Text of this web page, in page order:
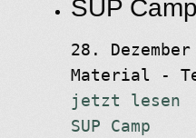
SUP
28. Dezember
Material -
jetzt lesen
SUP Camp